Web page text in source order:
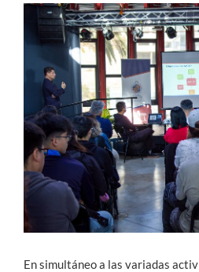
Formación Continua
Estudiantes
Académicos
Funcionarios
Alumni
English
En simultáneo a las variadas